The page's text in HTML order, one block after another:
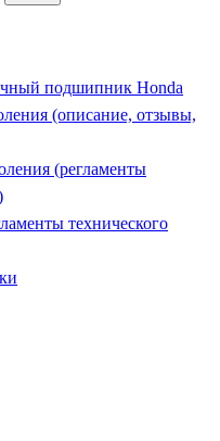
подшипник Honda
(описание, отзывы,
(регламенты
технического